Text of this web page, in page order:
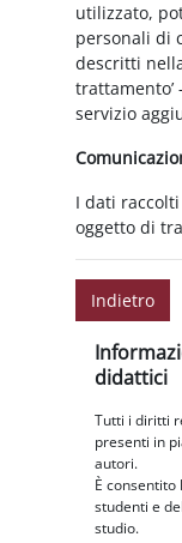
utilizzato,
personali di
descritti
trattamento’
servizio
I dati
oggetto di
Indietro
Blocchi
didattici
Tutti i diritti
presenti in
autori.
È
studenti e
studio.